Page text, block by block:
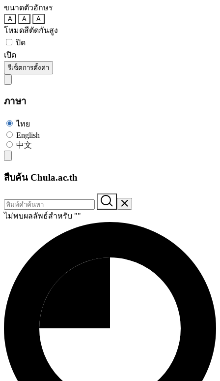
ขนาดตัวอักษร
A A A
โหมดสีตัดกันสูง
ปิด
เปิด
รีเซ็ตการตั้งค่า
ภาษา
ไทย
English
中文
สืบค้น Chula.ac.th
ไม่พบผลลัพธ์สำหรับ ""